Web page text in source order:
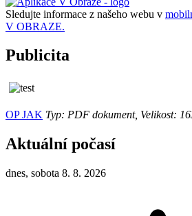
Sledujte informace z našeho webu v
V OBRAZE.
Publicita
OP JAK Typ: PDF dokument, Velikost:
Aktuální počasí
dnes, sobota 8. 8. 2026